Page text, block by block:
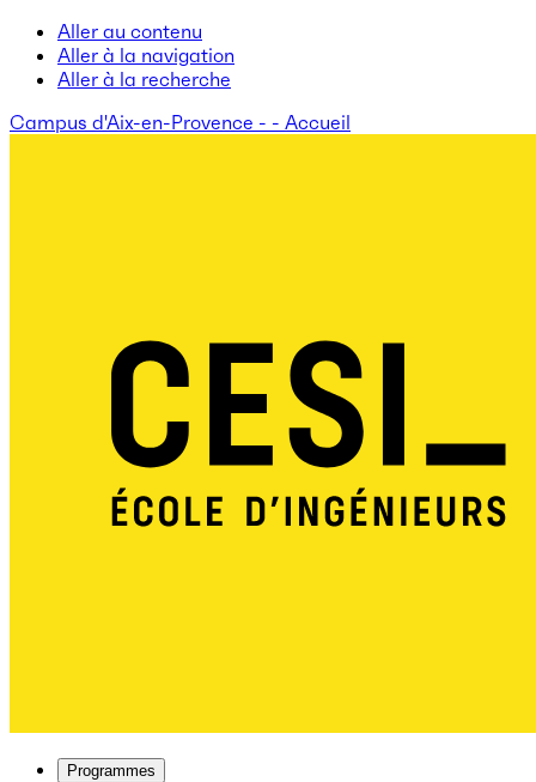
Aller au contenu
Aller à la navigation
Aller à la recherche
Campus d'Aix-en-Provence - - Accueil
Programmes